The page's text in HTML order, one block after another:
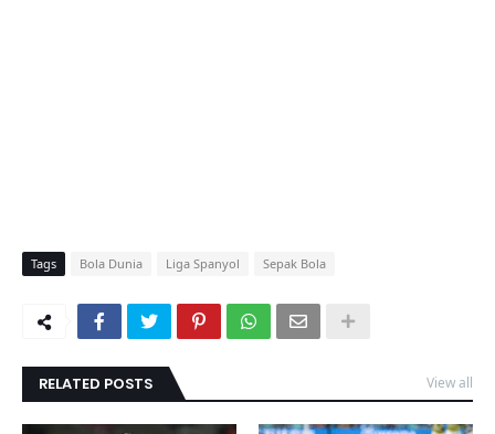
Tags Bola Dunia Liga Spanyol Sepak Bola
RELATED POSTS View all